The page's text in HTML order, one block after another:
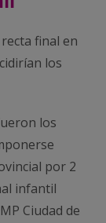
final en
los
los
por 2
infantil
Ciudad de